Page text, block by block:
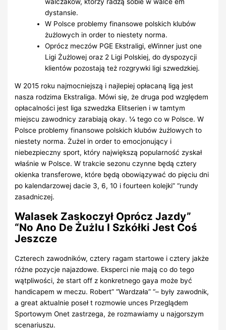
dystansie.
W Polsce problemy finansowe polskich klubów
żużlowych in order to niestety norma.
Oprócz meczów PGE Ekstraligi, eWinner just one
Ligi Żużlowej oraz 2 Ligi Polskiej, do dyspozycji
klientów pozostają też rozgrywki ligi szwedzkiej.
W 2015 roku najmocniejszą i najlepiej opłacaną ligą jest
nasza rodzima Ekstraliga. Mówi się, że druga pod względem
opłacalności jest liga szwedzka Elitserien i w tamtym
miejscu zawodnicy zarabiają okay. ¼ tego co w Polsce. W
Polsce problemy finansowe polskich klubów żużlowych to
niestety norma. Żużel in order to emocjonujący i
niebezpieczny sport, który największą popularność zyskał
właśnie w Polsce. W trakcie sezonu czynne będą cztery
okienka transferowe, które będą obowiązywać do pięciu dni
po kalendarzowej dacie 3, 6, 10 i fourteen kolejki” “rundy
zasadniczej.
Walasek Zaskoczył Oprócz Jazdy”
“No Ano De Żużlu I Szkółki Jest Coś
Jeszcze
Czterech zawodników, cztery ragam startowe i cztery jakże
różne pozycje najazdowe. Eksperci nie mają co do tego
wątpliwości, że start off z konkretnego gaya może być
handicapem w meczu. Robert” “Wardzała” “– były zawodnik,
a great aktualnie poseł t rozmowie unces Przeglądem
Sportowym Onet zastrzega, że rozmawiamy u najgorszym
scenariuszu.